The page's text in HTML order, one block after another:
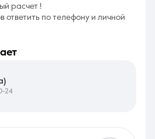
расчет !
ответить по телефону и личной
24